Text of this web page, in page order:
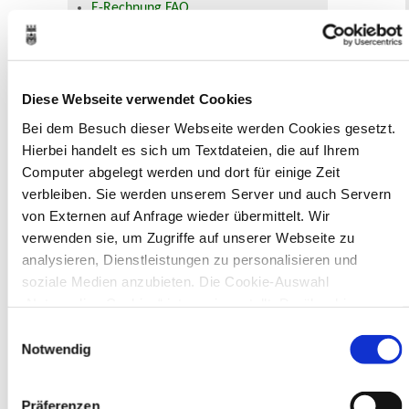
Diese Webseite verwendet Cookies
Bei dem Besuch dieser Webseite werden Cookies gesetzt.
Hierbei handelt es sich um Textdateien, die auf Ihrem
Computer abgelegt werden und dort für einige Zeit
verbleiben. Sie werden unserem Server und auch Servern
von Externen auf Anfrage wieder übermittelt. Wir
verwenden sie, um Zugriffe auf unserer Webseite zu
analysieren, Dienstleistungen zu personalisieren und
soziale Medien anzubieten. Die Cookie-Auswahl
(USA) mit unzureichendem Datenschutzniveau verarbeiten.
Überwachungszwecken von anderen missbraucht werden,
Notwendig
Präferenzen
E-Rechnung FAQ
August 2026
< Juli
September >
1
2
3
4 5 6 7 8
9
10
11 12 13 14 15
16
24
25 26 27 28 29
30
Veranstaltungskategorie